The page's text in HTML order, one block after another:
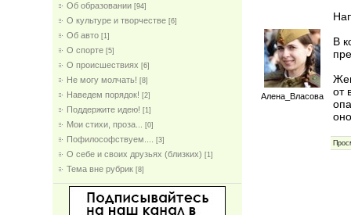
Об образовании [94]
О культуре и творчестве [6]
Об авто [1]
О спорте [5]
О происшествиях [6]
Не могу молчать! [8]
Наведем порядок! [2]
Поддержите идею! [1]
Мои стихи, проза... [0]
Пофилософствуем.... [3]
О себе и своих друзьях (близких) [1]
Тема вне рубрик [8]
Алена_Власова
В
от